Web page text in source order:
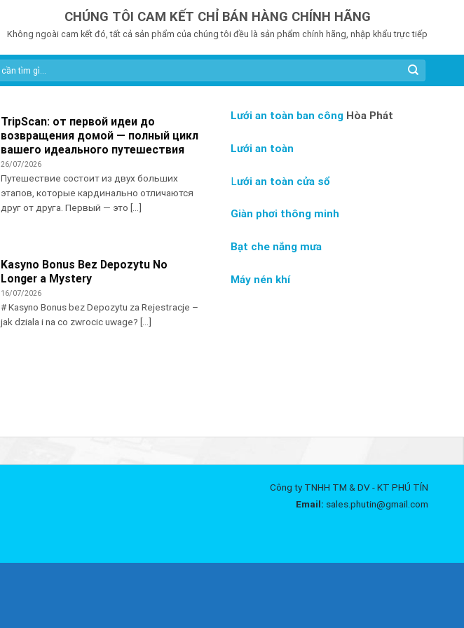
CHÚNG TÔI CAM KẾT CHỈ BÁN HÀNG CHÍNH HÃNG
Không ngoài cam kết đó, tất cả sản phẩm của chúng tôi đều là sản phẩm chính hãng, nhập khẩu trực tiếp
TripScan: от первой идеи до
возвращения домой — полный цикл
вашего идеального путешествия
26/07/2026
Путешествие состоит из двух больших
этапов, которые кардинально отличаются
друг от друга. Первый — это [...]
Kasyno Bonus Bez Depozytu No
Longer a Mystery
16/07/2026
# Kasyno Bonus bez Depozytu za Rejestracje –
jak dziala i na co zwrocic uwage? [...]
Lưới an toàn ban công Hòa Phát
Lưới an toàn
Lưới an toàn cửa sổ
Giàn phơi thông minh
Bạt che nắng mưa
Máy nén khí
Công ty TNHH TM & DV - KT PHÚ TÍN
Email: sales.phutin@gmail.com